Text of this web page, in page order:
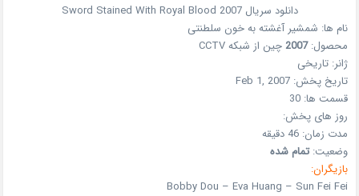
دانلود سریال Sword Stained With Royal Blood 2007
نام ها: شمشیر آغشته به خون سلطنتی
محصول:2007 چین از شبکهCCTV
ژانر:تاریخی
تاریخ پخش:Feb 1, 2007
قسمت ها:30
روز های پخش:
مدت زمان:46 دقیقه
وضعیت:تمام شده
بازیگران:
Bobby Dou – Eva Huang – Sun Fei Fei